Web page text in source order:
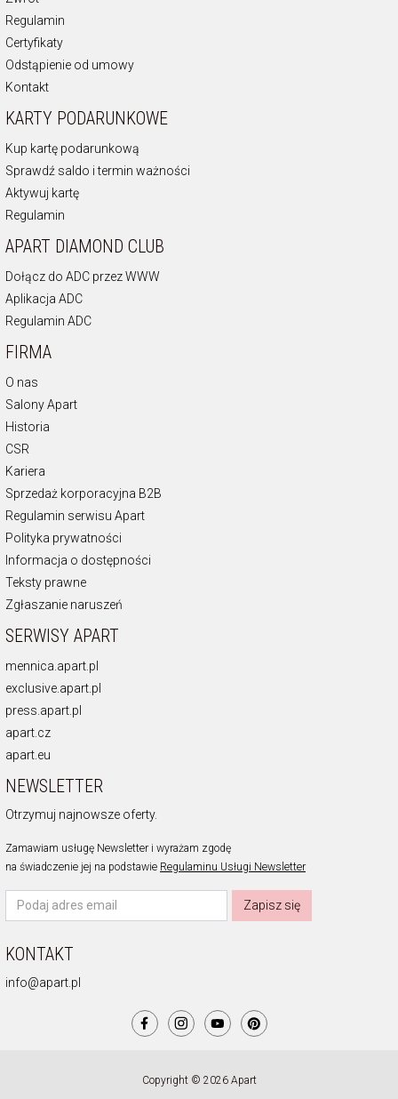
Regulamin
Certyfikaty
Odstąpienie od umowy
Kontakt
KARTY PODARUNKOWE
Kup kartę podarunkową
Sprawdź saldo i termin ważności
Aktywuj kartę
Regulamin
APART DIAMOND CLUB
Dołącz do ADC przez WWW
Aplikacja ADC
Regulamin ADC
FIRMA
O nas
Salony Apart
Historia
CSR
Kariera
Sprzedaż korporacyjna B2B
Regulamin serwisu Apart
Polityka prywatności
Informacja o dostępności
Teksty prawne
Zgłaszanie naruszeń
SERWISY APART
mennica.apart.pl
exclusive.apart.pl
press.apart.pl
apart.cz
apart.eu
NEWSLETTER
Otrzymuj najnowsze oferty.
Zamawiam usługę Newsletter i wyrażam zgodę
na świadczenie jej na podstawie Regulaminu Usługi Newsletter
Zapisz się
KONTAKT
info@apart.pl
Copyright © 2026 Apart